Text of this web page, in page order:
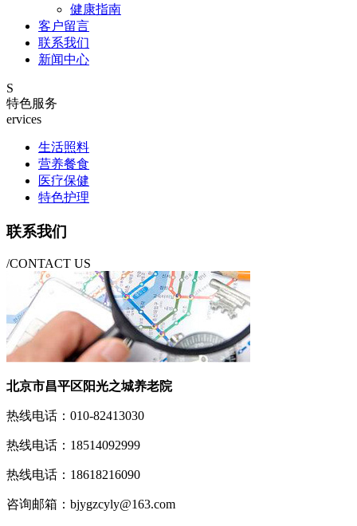
健康指南
客户留言
联系我们
新闻中心
S
特色服务
ervices
生活照料
营养餐食
医疗保健
特色护理
联系我们
/CONTACT US
北京市昌平区阳光之城养老院
热线电话：010-82413030
热线电话：18514092999
热线电话：18618216090
咨询邮箱：bjygzcyly@163.com